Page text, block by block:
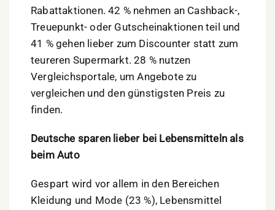
Rabattaktionen. 42 % nehmen an Cashback-,
Treuepunkt- oder Gutscheinaktionen teil und
41 % gehen lieber zum Discounter statt zum
teureren Supermarkt. 28 % nutzen
Vergleichsportale, um Angebote zu
vergleichen und den günstigsten Preis zu
finden.
Deutsche sparen lieber bei Lebensmitteln als
beim Auto
Gespart wird vor allem in den Bereichen
Kleidung und Mode (23 %), Lebensmittel